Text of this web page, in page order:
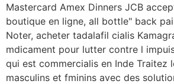
Mastercard Amex Dinners JCB
boutique en ligne, all bottle" back
Noter, acheter tadalafil cialis
mdicament pour lutter contre l
qui est commercialis en Inde Traitez
masculins et fminins avec des